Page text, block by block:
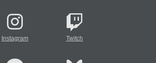
Instagram Twitch